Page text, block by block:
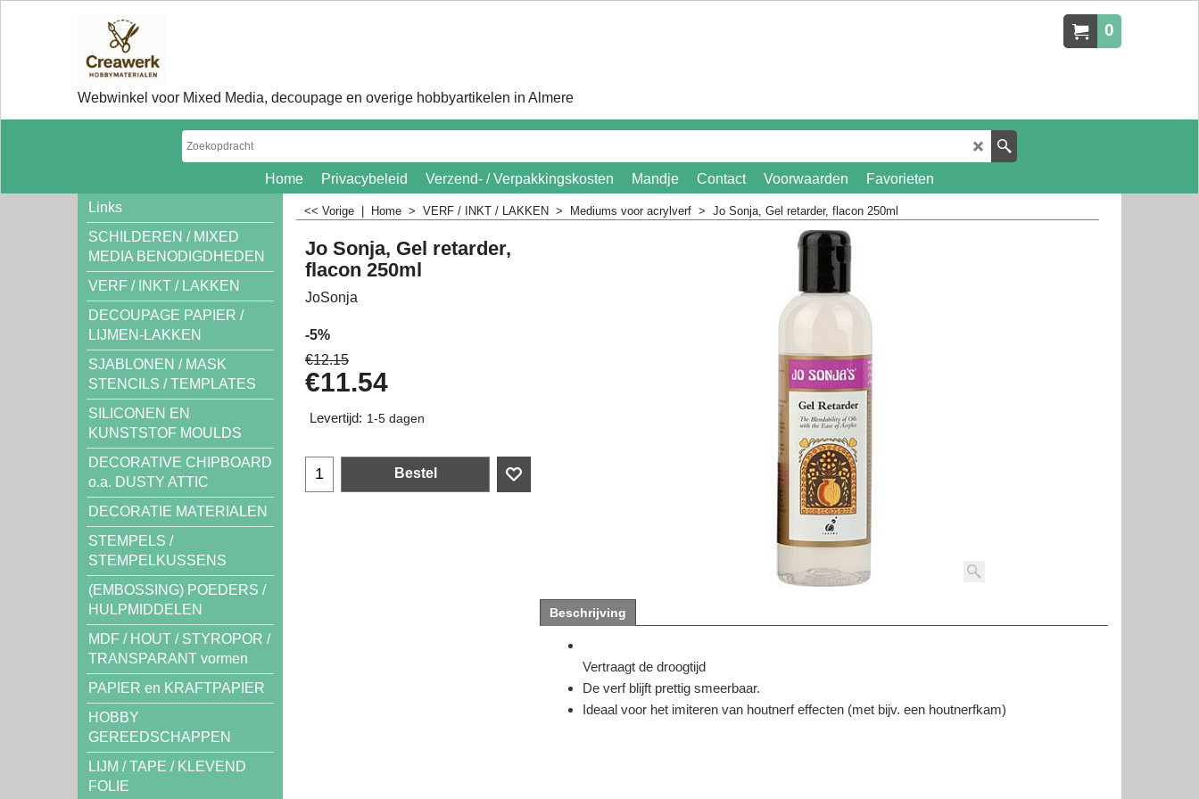
0
Webwinkel voor Mixed Media, decoupage en overige hobbyartikelen in Almere
Home Privacybeleid Verzend- / Verpakkingskosten Mandje Contact Voorwaarden
Favorieten
Links
SCHILDEREN / MIXED
MEDIA BENODIGDHEDEN
VERF / INKT / LAKKEN
DECOUPAGE PAPIER /
LIJMEN-LAKKEN
SJABLONEN / MASK
STENCILS / TEMPLATES
SILICONEN EN
KUNSTSTOF MOULDS
DECORATIVE CHIPBOARD
o.a. DUSTY ATTIC
DECORATIE MATERIALEN
STEMPELS /
STEMPELKUSSENS
(EMBOSSING) POEDERS /
HULPMIDDELEN
MDF / HOUT / STYROPOR /
TRANSPARANT vormen
PAPIER en KRAFTPAPIER
HOBBY
GEREEDSCHAPPEN
LIJM / TAPE / KLEVEND
FOLIE
<< Vorige Home > VERF / INKT / LAKKEN > Mediums voor acrylverf > Jo Sonja, Gel retarder, flacon 250ml
Jo Sonja, Gel retarder,
flacon 250ml
JoSonja
-5%
€12.15
€11.54
Levertijd: 1-5 dagen
Bestel
Beschrijving
Vertraagt de droogtijd
De verf blijft prettig smeerbaar.
Ideaal voor het imiteren van houtnerf effecten (met bijv. een houtnerfkam)